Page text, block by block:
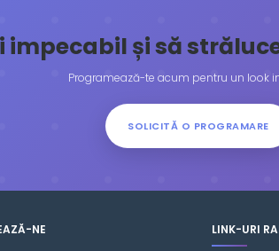
impecabil și să
Programează-te acum pentru un look
SOLICITĂ O PROGRAMARE
NE LINK-URI